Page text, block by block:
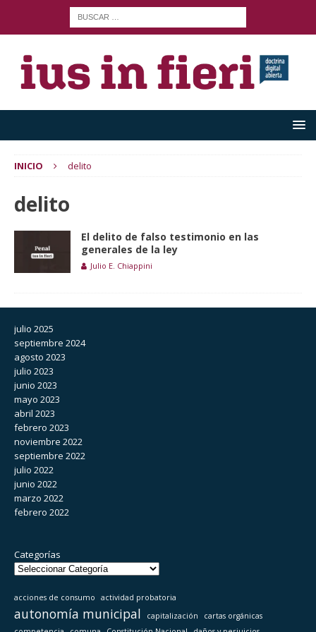
INICIO delito
delito
El delito de falso testimonio en las
generales de la ley
Julio E. Chiappini
julio 2025
septiembre 2024
agosto 2023
julio 2023
junio 2023
mayo 2023
abril 2023
febrero 2023
noviembre 2022
septiembre 2022
julio 2022
junio 2022
marzo 2022
febrero 2022
Categorías
acciones de consumo actividad probatoria
autonomía municipal capitalización
cartas orgánicas